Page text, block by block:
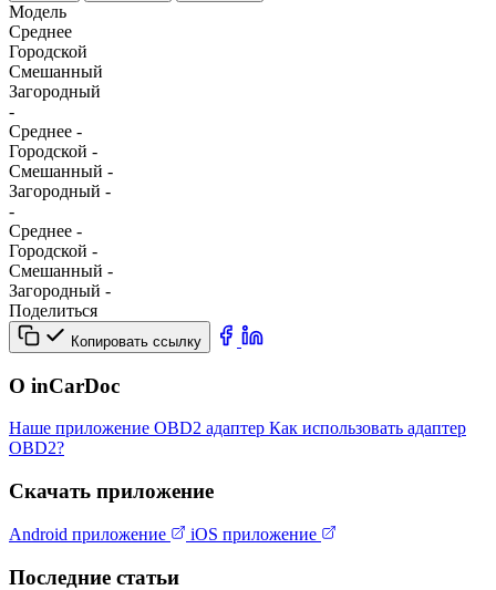
Модель
Среднее
Городской
Смешанный
Загородный
-
Среднее -
Городской -
Смешанный -
Загородный -
-
Среднее -
Городской -
Смешанный -
Загородный -
Поделиться
Копировать ссылку
О inCarDoc
Наше приложение OBD2 адаптер Как использовать адаптер
OBD2?
Скачать приложение
Android приложение iOS приложение
Последние статьи